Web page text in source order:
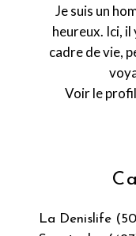
La Denislife
Je suis un
heureux. Ici, il
cadre de vie,
Voir le